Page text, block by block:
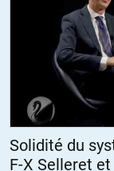
Solidité du
F-X Selleret